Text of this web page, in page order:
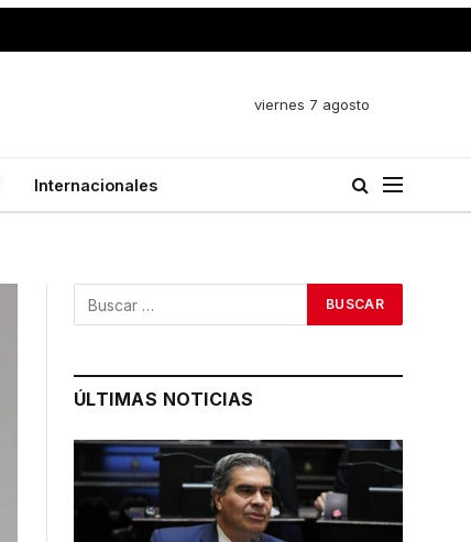
viernes 7 agosto
Internacionales
ÚLTIMAS NOTICIAS